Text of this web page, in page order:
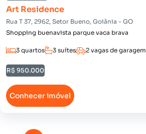
Art Residence
Rua T 37, 2962, Setor Bueno, Goiânia - GO
Shopping buenavista parque vaca brava
3 quartos 3 suítes 2 vagas de garagem
R$ 950.000
Conhecer imóvel